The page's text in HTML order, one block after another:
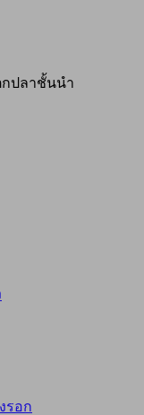
กปลาชั้นนำ
รอก